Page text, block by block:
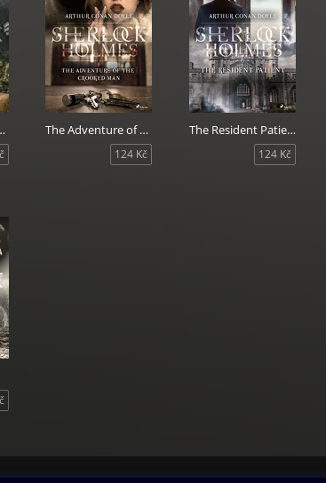
Squire The Adventure of the Crooked Man
124 Kč
The Resident Patient
124 Kč